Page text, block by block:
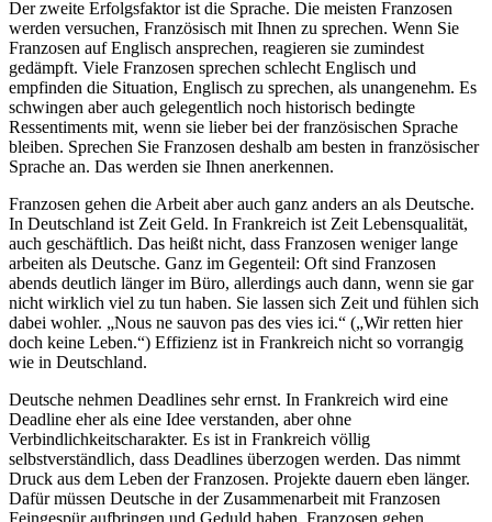
Der zweite Erfolgsfaktor ist die Sprache. Die meisten Franzosen
werden versuchen, Französisch mit Ihnen zu sprechen. Wenn Sie
Franzosen auf Englisch ansprechen, reagieren sie zumindest
gedämpft. Viele Franzosen sprechen schlecht Englisch und
empfinden die Situation, Englisch zu sprechen, als unangenehm. Es
schwingen aber auch gelegentlich noch historisch bedingte
Ressentiments mit, wenn sie lieber bei der französischen Sprache
bleiben. Sprechen Sie Franzosen deshalb am besten in französischer
Sprache an. Das werden sie Ihnen anerkennen.
Franzosen gehen die Arbeit aber auch ganz anders an als Deutsche.
In Deutschland ist Zeit Geld. In Frankreich ist Zeit Lebensqualität,
auch geschäftlich. Das heißt nicht, dass Franzosen weniger lange
arbeiten als Deutsche. Ganz im Gegenteil: Oft sind Franzosen
abends deutlich länger im Büro, allerdings auch dann, wenn sie gar
nicht wirklich viel zu tun haben. Sie lassen sich Zeit und fühlen sich
dabei wohler. „Nous ne sauvon pas des vies ici.“ („Wir retten hier
doch keine Leben.“) Effizienz ist in Frankreich nicht so vorrangig
wie in Deutschland.
Deutsche nehmen Deadlines sehr ernst. In Frankreich wird eine
Deadline eher als eine Idee verstanden, aber ohne
Verbindlichkeitscharakter. Es ist in Frankreich völlig
selbstverständlich, dass Deadlines überzogen werden. Das nimmt
Druck aus dem Leben der Franzosen. Projekte dauern eben länger.
Dafür müssen Deutsche in der Zusammenarbeit mit Franzosen
Feingespür aufbringen und Geduld haben. Franzosen gehen